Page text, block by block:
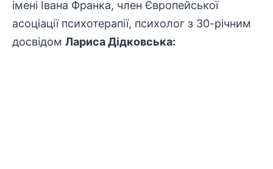
імені Івана Франка, член Європейської
асоціації психотерапії, психолог з 30-річним
досвідом Лариса Дідковська: